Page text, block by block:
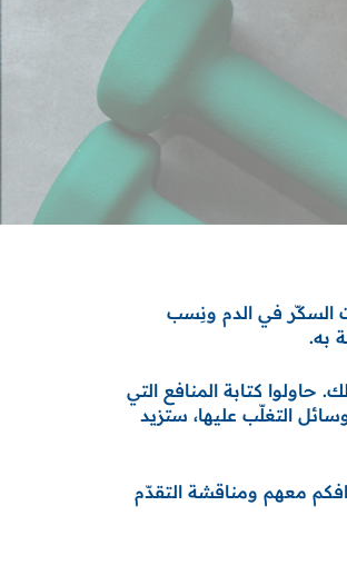
السكّر في الدم ونِسب
به.
كتابة المنافع التي
التغلّب عليها، ستزيد
معهم ومناقشة التقدّم